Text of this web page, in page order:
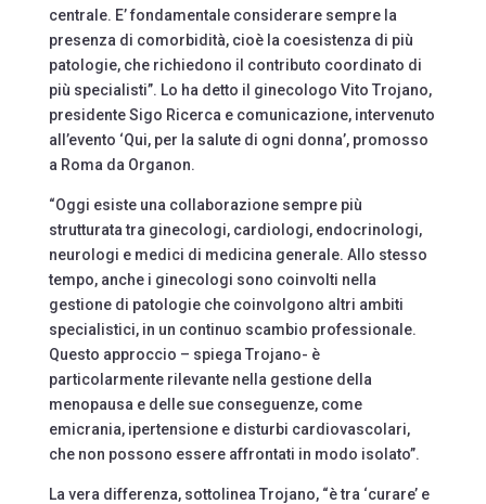
centrale. E’ fondamentale considerare sempre la
presenza di comorbidità, cioè la coesistenza di più
patologie, che richiedono il contributo coordinato di
più specialisti”. Lo ha detto il ginecologo Vito Trojano,
presidente Sigo Ricerca e comunicazione, intervenuto
all’evento ‘Qui, per la salute di ogni donna’, promosso
a Roma da Organon.
“Oggi esiste una collaborazione sempre più
strutturata tra ginecologi, cardiologi, endocrinologi,
neurologi e medici di medicina generale. Allo stesso
tempo, anche i ginecologi sono coinvolti nella
gestione di patologie che coinvolgono altri ambiti
specialistici, in un continuo scambio professionale.
Questo approccio – spiega Trojano- è
particolarmente rilevante nella gestione della
menopausa e delle sue conseguenze, come
emicrania, ipertensione e disturbi cardiovascolari,
che non possono essere affrontati in modo isolato”.
La vera differenza, sottolinea Trojano, “è tra ‘curare’ e